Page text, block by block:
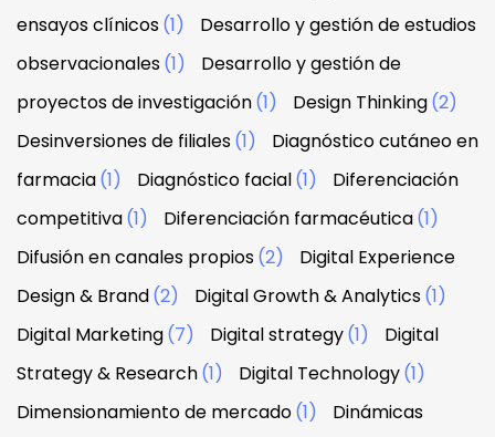
ensayos clínicos(1)
Desarrollo y gestión de estudios
observacionales(1)
Desarrollo y gestión de
proyectos de investigación(1) Design Thinking(2)
Desinversiones de filiales(1)
Diagnóstico cutáneo en
farmacia(1) Diagnóstico facial(1)
Diferenciación
competitiva(1) Diferenciación farmacéutica(1)
Difusión en canales propios(2)
Digital Experience
Design & Brand(2) Digital Growth & Analytics(1)
Digital Marketing(7) Digital strategy(1)
Digital
Strategy & Research(1) Digital Technology(1)
Dimensionamiento de mercado(1)
Dinámicas